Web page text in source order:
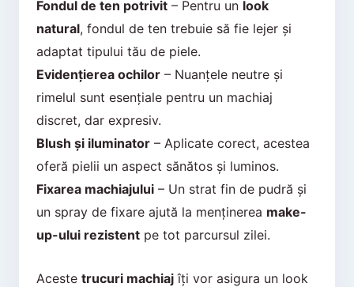
Fondul de ten potrivit– Pentru un look
natural, fondul de ten trebuie să fie lejer și
adaptat tipului tău de piele.
Evidențierea ochilor– Nuanțele neutre și
rimelul sunt esențiale pentru un machiaj
discret, dar expresiv.
Blush și iluminator– Aplicate corect, acestea
oferă pielii un aspect sănătos și luminos.
Fixarea machiajului– Un strat fin de pudră și
un spray de fixare ajută la menținerea make-
up-ului rezistentpe tot parcursul zilei.
Aceste trucuri machiajîți vor asigura un look